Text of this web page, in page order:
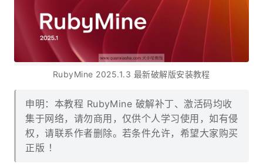
RubyMine 2025.1.3 最新破解版安装教程
申明：本教程 RubyMine 破解补丁、激活码均收
集于网络，请勿商用，仅供个人学习使用，如有侵
权，请联系作者删除。若条件允许，希望大家购买
正版 ！